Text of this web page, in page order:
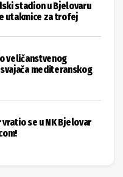
stadion u Bjelovaru
utakmice za trofej
veličanstvenog
mediteranskog
vratio se u NK Bjelovar